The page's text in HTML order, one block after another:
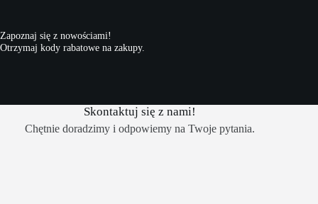
Zapoznaj się z nowościami!
Otrzymaj kody rabatowe na zakupy.
Skontaktuj się z nami!
Chętnie doradzimy i odpowiemy na Twoje pytania.